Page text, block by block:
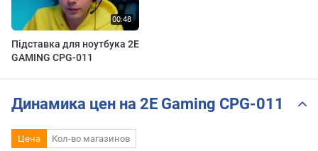
Підставка для ноутбука 2E
GAMING CPG-011
Динамика цен на 2E Gaming CPG-011
Цена Кол-во магазинов